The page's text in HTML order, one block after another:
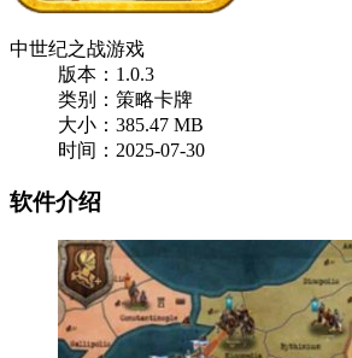
中世纪之战游戏
版本：1.0.3
类别：策略卡牌
大小：385.47 MB
时间：2025-07-30
软件介绍